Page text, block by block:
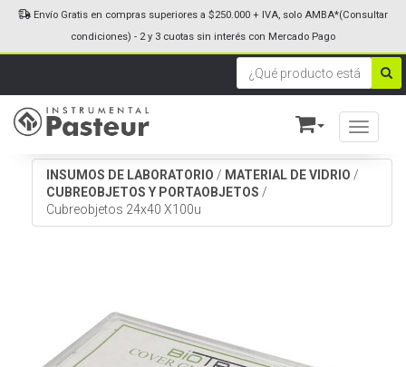
Toggle
Envío Gratis en compras superiores a $250.000 + IVA, solo AMBA*(Consultar
condiciones) - 2 y 3 cuotas sin interés con Mercado Pago
INSUMOS DE LABORATORIO / MATERIAL DE VIDRIO /
CUBREOBJETOS Y PORTAOBJETOS /
Cubreobjetos 24x40 X100u